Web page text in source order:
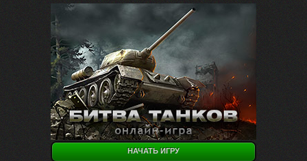
НАЧАТЬ ИГРУ